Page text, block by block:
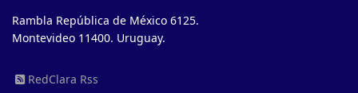
Rambla República de México 6125.
Montevideo 11400. Uruguay.
RedClara Rss